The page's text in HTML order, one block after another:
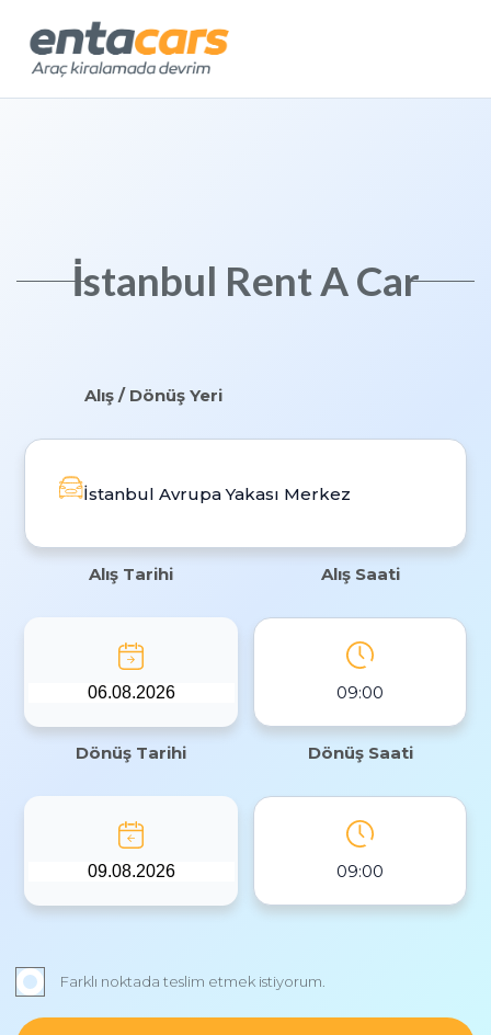
İstanbul Rent A Car
Alış / Dönüş Yeri
İstanbul Avrupa Yakası Merkez
Alış Tarihi Alış Saati
09:00
Dönüş Tarihi Dönüş Saati
09:00
Farklı noktada teslim etmek istiyorum.